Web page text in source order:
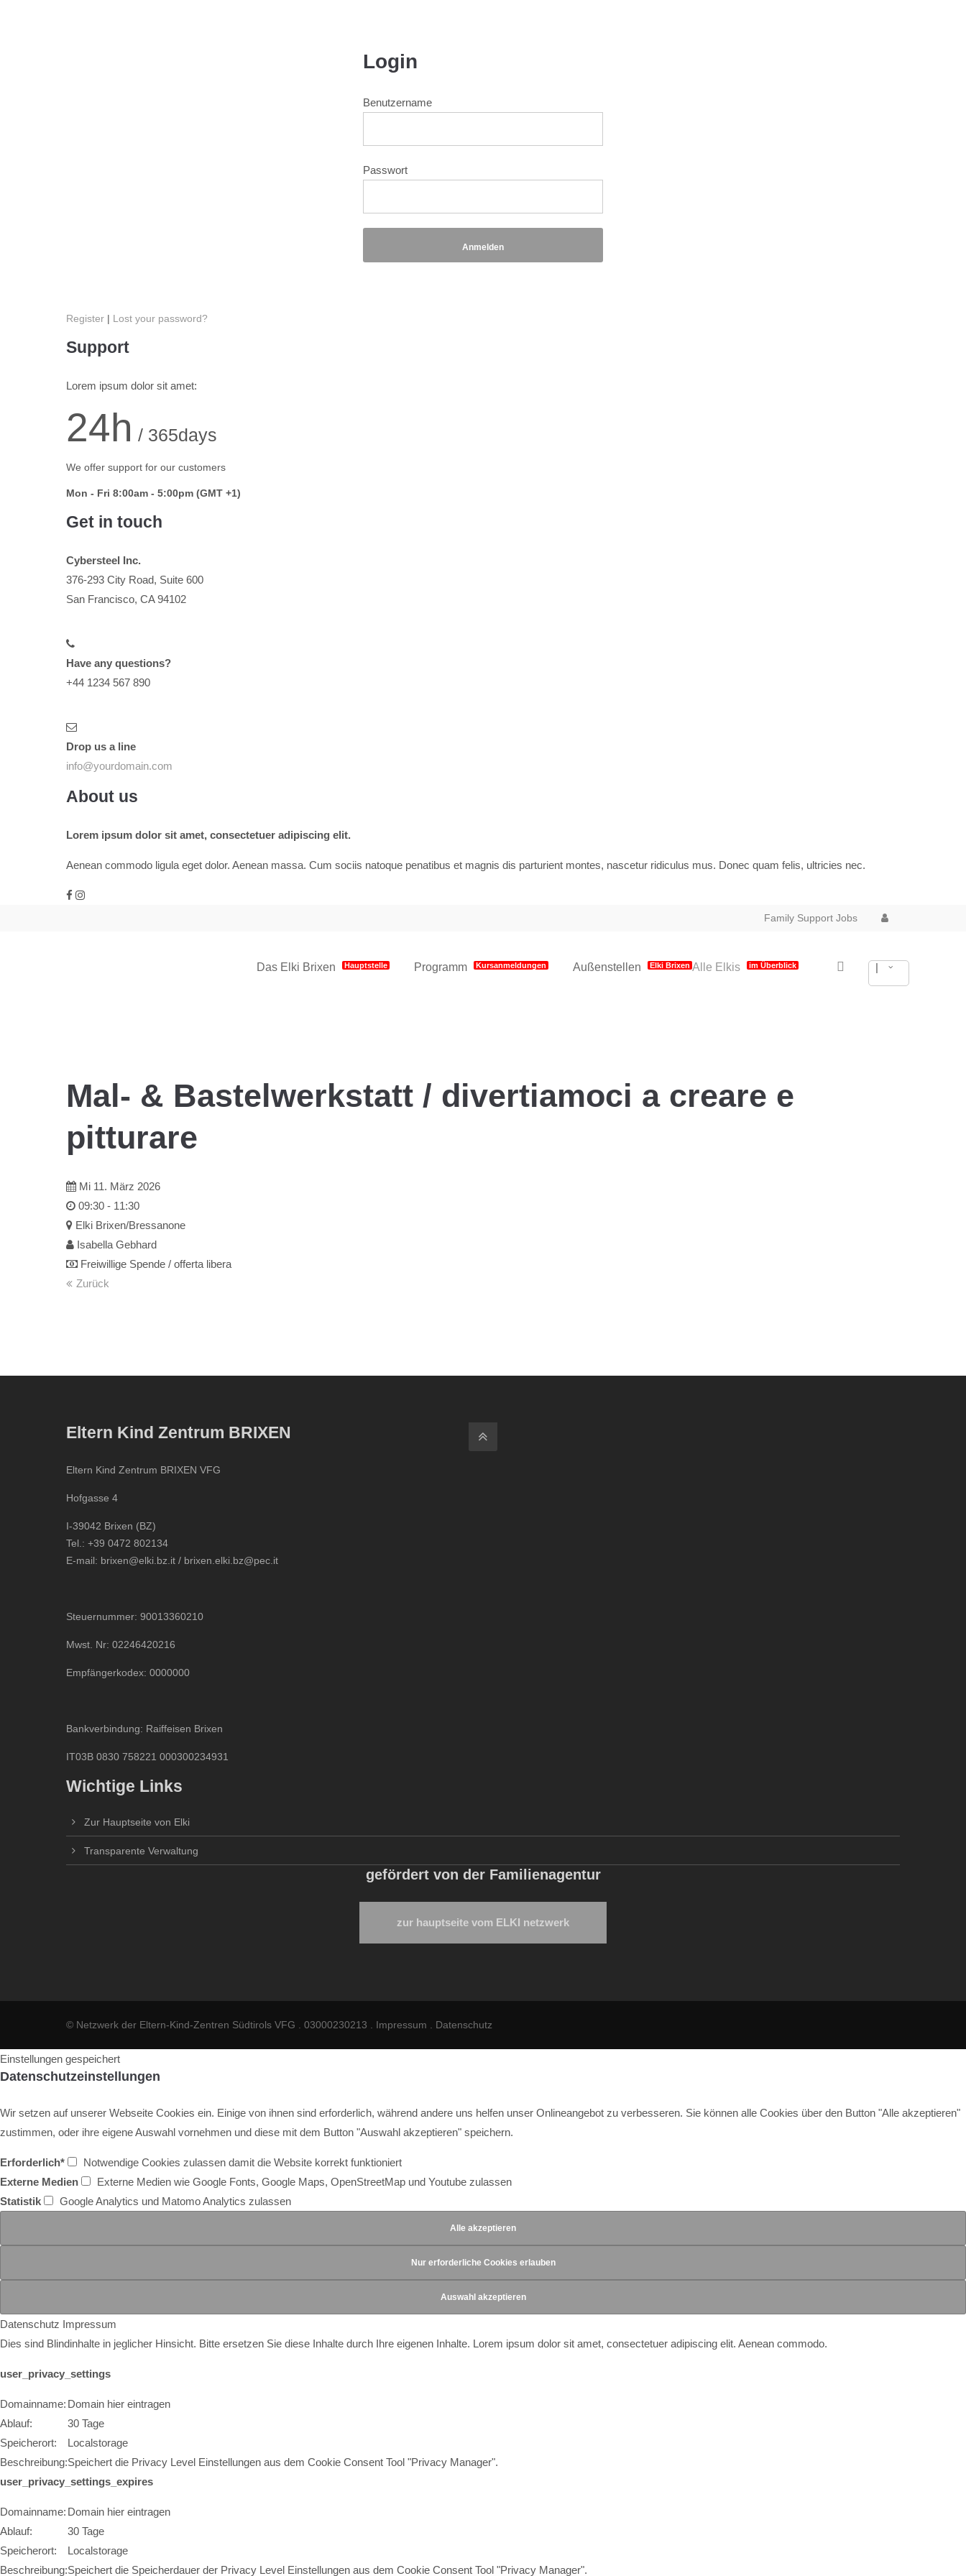
Login
Benutzername
Passwort
Anmelden
Register | Lost your password?
Support
Lorem ipsum dolor sit amet:
24h / 365days
We offer support for our customers
Mon - Fri 8:00am - 5:00pm (GMT +1)
Get in touch
Cybersteel Inc.
376-293 City Road, Suite 600
San Francisco, CA 94102
Have any questions?
+44 1234 567 890
Drop us a line
info@yourdomain.com
About us
Lorem ipsum dolor sit amet, consectetuer adipiscing elit.
Aenean commodo ligula eget dolor. Aenean massa. Cum sociis natoque penatibus et magnis dis parturient montes, nascetur ridiculus mus. Donec quam felis, ultricies nec.
Family Support Jobs
|
Alle Elkis im Überblick
Das Elki Brixen Hauptstelle Programm Kursanmeldungen Außenstellen Elki Brixen
Mal- & Bastelwerkstatt / divertiamoci a creare e
pitturare
Mi 11. März 2026
09:30 - 11:30
Elki Brixen/Bressanone
Isabella Gebhard
Freiwillige Spende / offerta libera
Zurück
Eltern Kind Zentrum BRIXEN
Eltern Kind Zentrum BRIXEN VFG
Hofgasse 4
I-39042 Brixen (BZ)
Tel.: +39 0472 802134
E-mail: brixen@elki.bz.it / brixen.elki.bz@pec.it
Steuernummer: 90013360210
Mwst. Nr: 02246420216
Empfängerkodex: 0000000
Bankverbindung: Raiffeisen Brixen
IT03B 0830 758221 000300234931
Wichtige Links
Zur Hauptseite von Elki
Transparente Verwaltung
gefördert von der Familienagentur
zur hauptseite vom ELKI netzwerk
© Netzwerk der Eltern-Kind-Zentren Südtirols VFG . 03000230213 . Impressum Datenschutz
Einstellungen gespeichert
Datenschutzeinstellungen
Wir setzen auf unserer Webseite Cookies ein. Einige von ihnen sind erforderlich, während andere uns helfen unser Onlineangebot zu verbesseren. Sie können alle Cookies über den Button "Alle akzeptieren"
zustimmen, oder ihre eigene Auswahl vornehmen und diese mit dem Button "Auswahl akzeptieren" speichern.
Erforderlich*
Notwendige Cookies zulassen damit die Website korrekt funktioniert
Externe Medien
Externe Medien wie Google Fonts, Google Maps, OpenStreetMap und Youtube zulassen
Statistik
Google Analytics und Matomo Analytics zulassen
Datenschutz Impressum
Dies sind Blindinhalte in jeglicher Hinsicht. Bitte ersetzen Sie diese Inhalte durch Ihre eigenen Inhalte. Lorem ipsum dolor sit amet, consectetuer adipiscing elit. Aenean commodo.
user_privacy_settings
Domainname: Domain hier eintragen
Ablauf:
30 Tage
Speicherort:
Localstorage
Beschreibung:Speichert die Privacy Level Einstellungen aus dem Cookie Consent Tool "Privacy Manager".
user_privacy_settings_expires
Domainname: Domain hier eintragen
Ablauf:
30 Tage
Speicherort:
Localstorage
Beschreibung:Speichert die Speicherdauer der Privacy Level Einstellungen aus dem Cookie Consent Tool "Privacy Manager".